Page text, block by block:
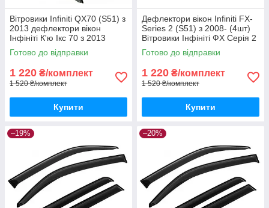
Вітровики Infiniti QX70 (S51) з
2013 дефлектори вікон
Інфініті К'ю Ікс 70 з 2013
(комплект 4шт)
Готово до відправки
1 220 ₴/комплект
1 520 ₴/комплект
Купити
Дефлектори вікон Infiniti FX-
Series 2 (S51) з 2008- (4шт)
Вітровики Інфініті ФХ Серія 2
с51 дефлектори 4шт
Готово до відправки
1 220 ₴/комплект
1 520 ₴/комплект
Купити
–19% –20%